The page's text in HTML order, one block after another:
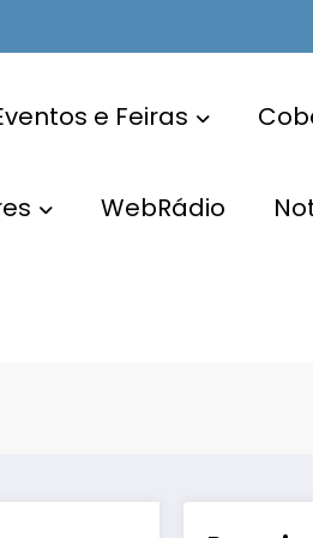
e Feiras
WebRádio